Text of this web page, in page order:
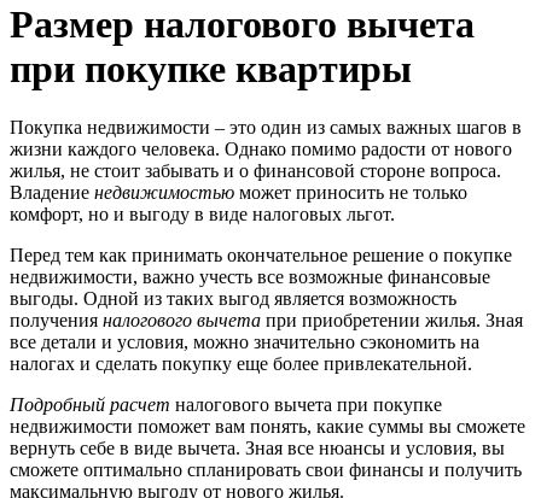
Размер налогового вычета
при покупке квартиры
Покупка недвижимости – это один из самых важных шагов в
жизни каждого человека. Однако помимо радости от нового
жилья, не стоит забывать и о финансовой стороне вопроса.
Владение недвижимостью может приносить не только
комфорт, но и выгоду в виде налоговых льгот.
Перед тем как принимать окончательное решение о покупке
недвижимости, важно учесть все возможные финансовые
выгоды. Одной из таких выгод является возможность
получения налогового вычета при приобретении жилья. Зная
все детали и условия, можно значительно сэкономить на
налогах и сделать покупку еще более привлекательной.
Подробный расчет налогового вычета при покупке
недвижимости поможет вам понять, какие суммы вы сможете
вернуть себе в виде вычета. Зная все нюансы и условия, вы
сможете оптимально спланировать свои финансы и получить
максимальную выгоду от нового жилья.